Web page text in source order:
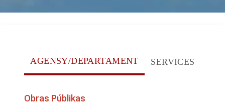
AGENSY/DEPARTAMENT SERVICES
Obras Públikas